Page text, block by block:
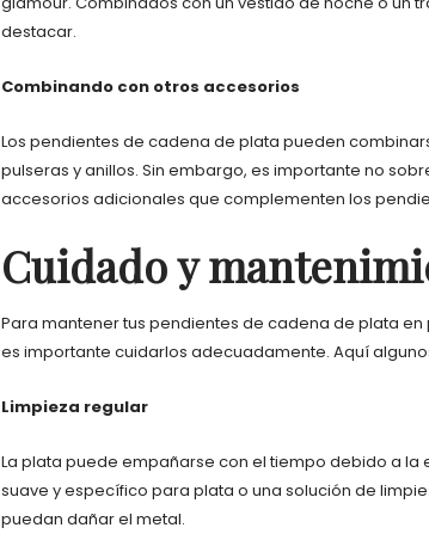
destacar.
Combinando con otros accesorios
Los pendientes de cadena de plata pueden
pulseras y anillos. Sin embargo, es importante no
accesorios adicionales que complementen los
Cuidado y
Para mantener tus pendientes de cadena de plata
es importante cuidarlos adecuadamente. Aquí
Limpieza regular
La plata puede empañarse con el tiempo debido a la
suave y específico para plata o una solución de
puedan dañar el metal.